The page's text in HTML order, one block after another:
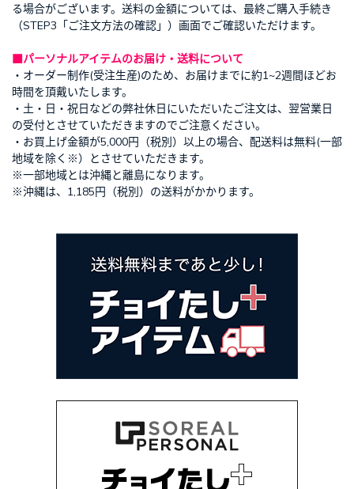
る場合がございます。送料の金額については、最終ご購入手続き
（STEP3「ご注文方法の確認」）画面でご確認いただけます。
■パーソナルアイテムのお届け・送料について
・オーダー制作(受注生産)のため、お届けまでに約1~2週間ほどお
時間を頂戴いたします。
・土・日・祝日などの弊社休日にいただいたご注文は、翌営業日
の受付とさせていただきますのでご注意ください。
・お買上げ金額が5,000円（税別）以上の場合、配送料は無料(一部
地域を除く※）とさせていただきます。
※一部地域とは沖縄と離島になります。
※沖縄は、1,185円（税別）の送料がかかります。